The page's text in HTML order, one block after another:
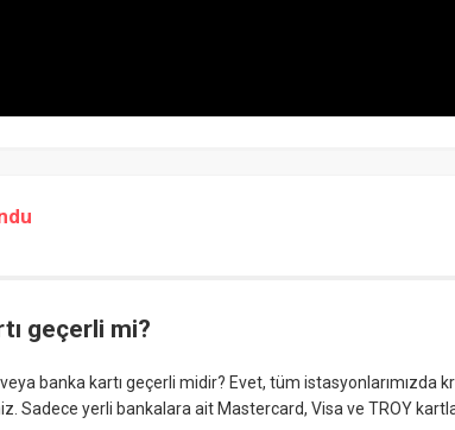
geçerli mi?
banka kartı geçerli midir? Evet, tüm istasyonlarımızda
Sadece yerli bankalara ait Mastercard, Visa ve TROY